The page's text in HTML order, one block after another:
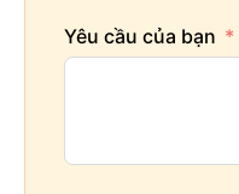
Yêu cầu của bạn